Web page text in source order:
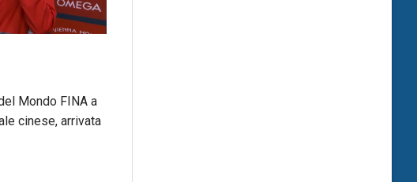
Mondo FINA a
cinese, arrivata